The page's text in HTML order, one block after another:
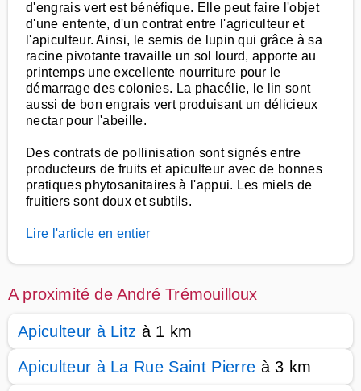
d'engrais vert est bénéfique. Elle peut faire l'objet
d'une entente, d'un contrat entre l'agriculteur et
l'apiculteur. Ainsi, le semis de lupin qui grâce à sa
racine pivotante travaille un sol lourd, apporte au
printemps une excellente nourriture pour le
démarrage des colonies. La phacélie, le lin sont
aussi de bon engrais vert produisant un délicieux
nectar pour l'abeille.
Des contrats de pollinisation sont signés entre
producteurs de fruits et apiculteur avec de bonnes
pratiques phytosanitaires à l'appui. Les miels de
fruitiers sont doux et subtils.
Lire l'article en entier
A proximité de André Trémouilloux
Apiculteur à Litz à 1 km
Apiculteur à La Rue Saint Pierre à 3 km